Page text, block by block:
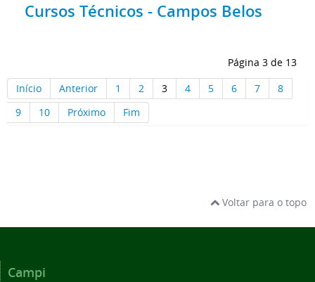
Cursos Técnicos - Campos Belos
Página 3 de 13
Início
Anterior 1 2 3 4 5 6 7
8
9
10 Próximo Fim
Voltar para o topo
Campi